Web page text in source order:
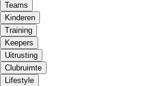
Teams
Kinderen
Training
Keepers
Uitrusting
Clubruimte
Lifestyle